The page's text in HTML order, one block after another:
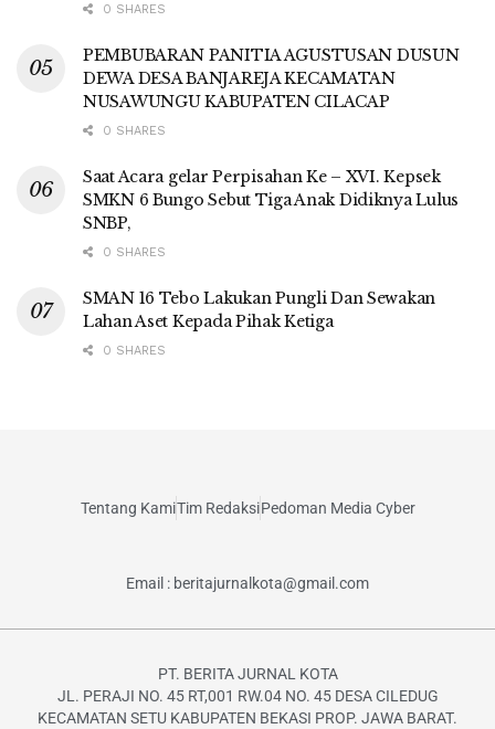
0 SHARES
PEMBUBARAN PANITIA AGUSTUSAN DUSUN
DEWA DESA BANJAREJA KECAMATAN
NUSAWUNGU KABUPATEN CILACAP
0 SHARES
Saat Acara gelar Perpisahan Ke – XVI. Kepsek
SMKN 6 Bungo Sebut Tiga Anak Didiknya Lulus
SNBP,
0 SHARES
SMAN 16 Tebo Lakukan Pungli Dan Sewakan
Lahan Aset Kepada Pihak Ketiga
0 SHARES
Tentang KamiTim RedaksiPedoman Media Cyber
Email : beritajurnalkota@gmail.com
PT. BERITA JURNAL KOTA
JL. PERAJI NO. 45 RT,001 RW.04 NO. 45 DESA CILEDUG
KECAMATAN SETU KABUPATEN BEKASI PROP. JAWA BARAT.